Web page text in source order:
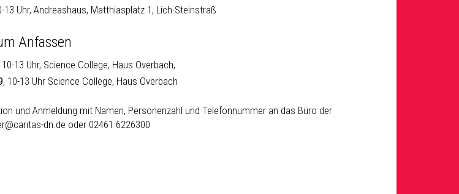
13 Uhr, Andreashaus, Matthiasplatz 1, Lich-Steinstraß
Anfassen
10-13 Uhr, Science College, Haus Overbach,
, 10-13 Uhr Science College, Haus Overbach
und Anmeldung mit Namen, Personenzahl und Telefonnummer an das Büro der
dn.de oder 02461 6226300